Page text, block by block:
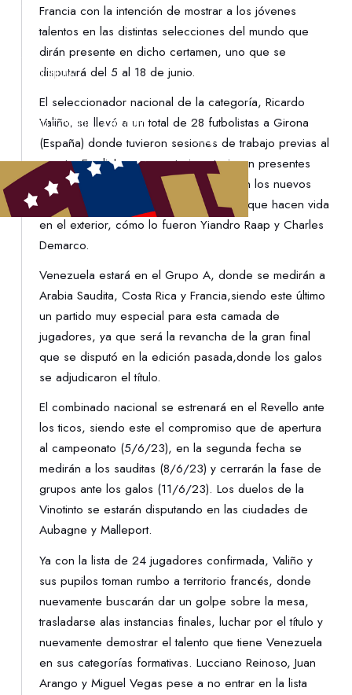
CONTACTO
DENUNCIAS
PROTECCIÓN DE LA INFANCIA
Francia con la intención de mostrar a los jóvenes
talentos en las distintas selecciones del mundo que
dirán presente en dicho certamen, uno que se
disputará del 5 al 18 de junio.
El seleccionador nacional de la categoría, Ricardo
Valiño, se llevó a un total de 28 futbolistas a Girona
(España) donde tuvieron sesiones de trabajo previas al
evento. En dicha convocatoria estuvieron presentes
jugadores del torneo local,pero también los nuevos
elementos de las categorías formativas que hacen vida
en el exterior, cómo lo fueron Yiandro Raap y Charles
Demarco.
Venezuela estará en el Grupo A, donde se medirán a
Arabia Saudita, Costa Rica y Francia,siendo este último
un partido muy especial para esta camada de
jugadores, ya que será la revancha de la gran final
que se disputó en la edición pasada,donde los galos
se adjudicaron el título.
El combinado nacional se estrenará en el Revello ante
los ticos, siendo este el compromiso que de apertura
al campeonato (5/6/23), en la segunda fecha se
medirán a los sauditas (8/6/23) y cerrarán la fase de
grupos ante los galos (11/6/23). Los duelos de la
Vinotinto se estarán disputando en las ciudades de
Aubagne y Malleport.
Ya con la lista de 24 jugadores confirmada, Valiño y
sus pupilos toman rumbo a territorio francés, donde
nuevamente buscarán dar un golpe sobre la mesa,
trasladarse alas instancias finales, luchar por el título y
nuevamente demostrar el talento que tiene Venezuela
en sus categorías formativas. Lucciano Reinoso, Juan
Arango y Miguel Vegas pese a no entrar en la lista